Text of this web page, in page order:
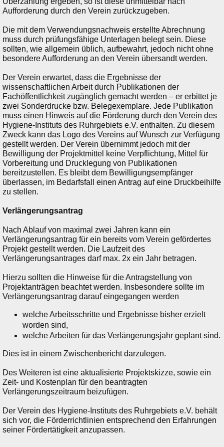
Aufforderung durch den Verein zurückzugeben.
Die mit dem Verwendungsnachweis erstellte Abrechnung
muss durch prüfungsfähige Unterlagen belegt sein. Diese
sollten, wie allgemein üblich, aufbewahrt, jedoch nicht ohne
besondere Aufforderung an den Verein übersandt werden.
Der Verein erwartet, dass die Ergebnisse der
wissenschaftlichen Arbeit durch Publikationen der
Fachöffentlichkeit zugänglich gemacht werden – er erbittet je
zwei Sonderdrucke bzw. Belegexemplare. Jede Publikation
muss einen Hinweis auf die Förderung durch den Verein des
Hygiene-Instituts des Ruhrgebiets e.V. enthalten. Zu diesem
Zweck kann das Logo des Vereins auf Wunsch zur Verfügung
gestellt werden. Der Verein übernimmt jedoch mit der
Bewilligung der Projektmittel keine Verpflichtung, Mittel für
Vorbereitung und Drucklegung von Publikationen
bereitzustellen. Es bleibt dem Bewilligungsempfänger
überlassen, im Bedarfsfall einen Antrag auf eine Druckbeihilfe
zu stellen.
Verlängerungsantrag
Nach Ablauf von maximal zwei Jahren kann ein
Verlängerungsantrag für ein bereits vom Verein gefördertes
Projekt gestellt werden. Die Laufzeit des
Verlängerungsantrages darf max. 2x ein Jahr betragen.
Hierzu sollten die Hinweise für die Antragstellung von
Projektanträgen beachtet werden. Insbesondere sollte im
Verlängerungsantrag darauf eingegangen werden
welche Arbeitsschritte und Ergebnisse bisher erzielt
worden sind,
welche Arbeiten für das Verlängerungsjahr geplant sind.
Dies ist in einem Zwischenbericht darzulegen.
Des Weiteren ist eine aktualisierte Projektskizze, sowie ein
Zeit- und Kostenplan für den beantragten
Verlängerungszeitraum beizufügen.
Der Verein des Hygiene-Instituts des Ruhrgebiets e.V. behält
sich vor, die Förderrichtlinien entsprechend den Erfahrungen
seiner Fördertätigkeit anzupassen.